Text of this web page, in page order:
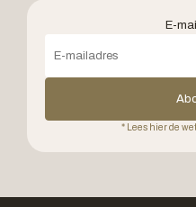
E-
* Lees hier de